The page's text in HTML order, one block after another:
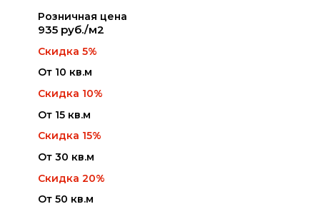
Розничная цена
935 руб./м2
Скидка 5%
От 10 кв.м
Скидка 10%
От 15 кв.м
Скидка 15%
От 30 кв.м
Скидка 20%
От 50 кв.м